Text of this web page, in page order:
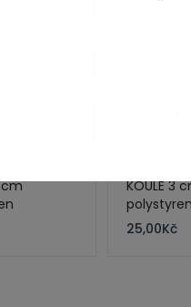
cm
KOULE 3
polystyren
25,00Kč